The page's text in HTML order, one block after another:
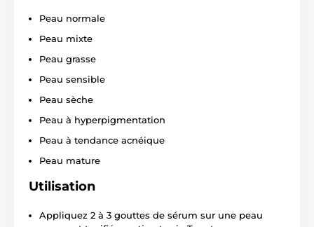
Peau normale
Peau mixte
Peau grasse
Peau sensible
Peau sèche
Peau à hyperpigmentation
Peau à tendance acnéique
Peau mature
Utilisation
Appliquez 2 à 3 gouttes de sérum sur une peau